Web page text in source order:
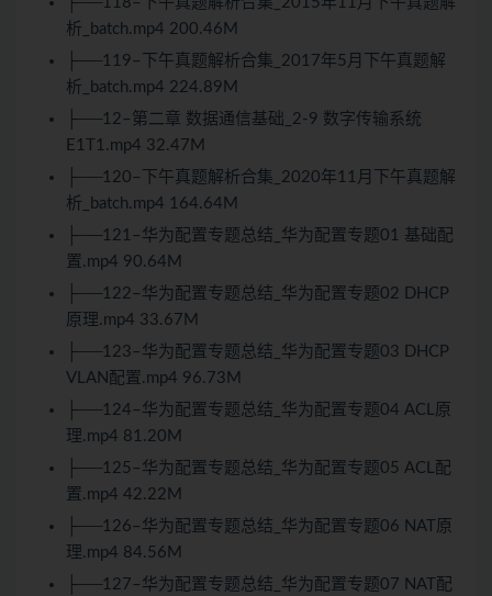
析_batch.mp4 200.46M
├──119–下午真题解析合集_2017年5月下午真题解
析_batch.mp4 224.89M
├──12–第二章 数据通信基础_2-9 数字传输系统
E1T1.mp4 32.47M
├──120–下午真题解析合集_2020年11月下午真题解
析_batch.mp4 164.64M
├──121–华为配置专题总结_华为配置专题01 基础配
置.mp4 90.64M
├──122–华为配置专题总结_华为配置专题02 DHCP
原理.mp4 33.67M
├──123–华为配置专题总结_华为配置专题03 DHCP
VLAN配置.mp4 96.73M
├──124–华为配置专题总结_华为配置专题04 ACL原
理.mp4 81.20M
├──125–华为配置专题总结_华为配置专题05 ACL配
置.mp4 42.22M
├──126–华为配置专题总结_华为配置专题06 NAT原
理.mp4 84.56M
├──127–华为配置专题总结_华为配置专题07 NAT配